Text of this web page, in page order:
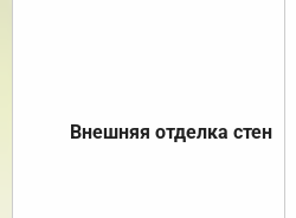
Внешняя отделка стен